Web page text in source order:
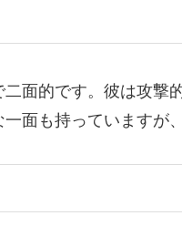
面的です。彼は攻撃
面も持っていますが